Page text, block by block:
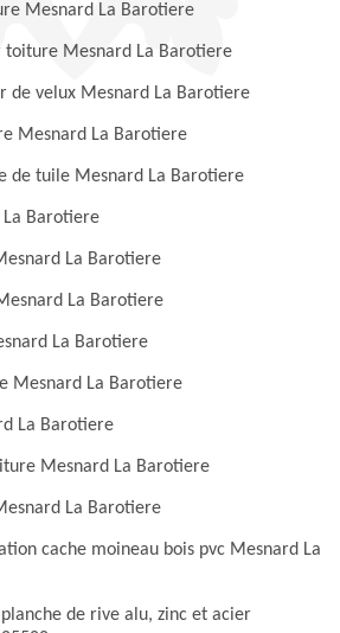
Mesnard La Barotiere
toiture Mesnard La Barotiere
de velux Mesnard La Barotiere
Mesnard La Barotiere
de tuile Mesnard La Barotiere
Barotiere
La Barotiere
La Barotiere
La Barotiere
Mesnard La Barotiere
La Barotiere
Mesnard La Barotiere
La Barotiere
cache moineau bois pvc Mesnard La
de rive alu, zinc et acier